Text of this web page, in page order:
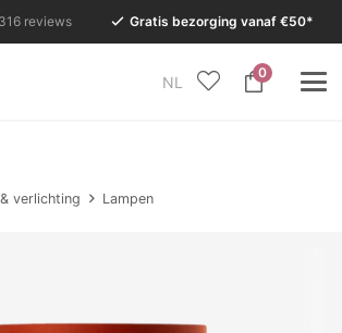
316 reviews Gratis bezorging vanaf €50*
NL
0
de zomervakantie is onze Conceptstore
verlichting Lampen